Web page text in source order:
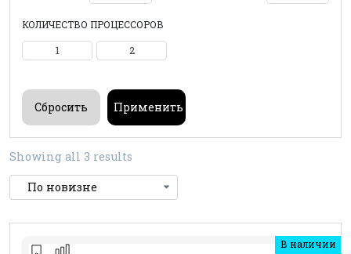
КОЛИЧЕСТВО ПРОЦЕССОРОВ
1 2
Showing all 3 results
В наличии